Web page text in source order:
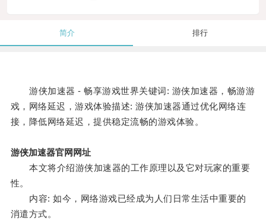
简介 排行
游侠加速器 - 畅享游戏世界关键词: 游侠加速器，畅游游
戏，网络延迟，游戏体验描述: 游侠加速器通过优化网络连
接，降低网络延迟，提供稳定流畅的游戏体验。
游侠加速器官网网址
本文将介绍游侠加速器的工作原理以及它对玩家的重要
性。
内容: 如今，网络游戏已经成为人们日常生活中重要的
消遣方式。